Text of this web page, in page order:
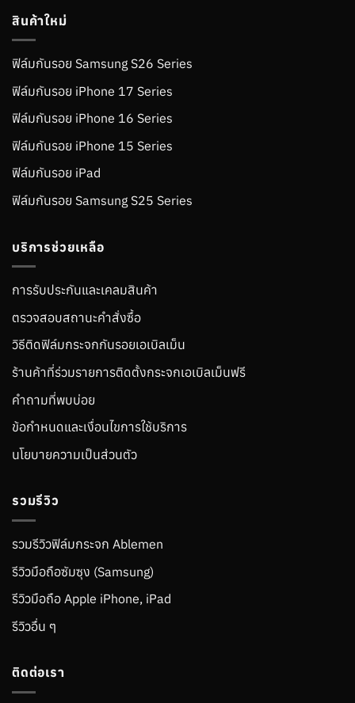
สินค้าใหม่
ฟิล์มกันรอย Samsung S26 Series
ฟิล์มกันรอย iPhone 17 Series
ฟิล์มกันรอย iPhone 16 Series
ฟิล์มกันรอย iPhone 15 Series
ฟิล์มกันรอย iPad
ฟิล์มกันรอย Samsung S25 Series
บริการช่วยเหลือ
การรับประกันและเคลมสินค้า
ตรวจสอบสถานะคำสั่งซื้อ
วิธีติดฟิล์มกระจกกันรอยเอเบิลเม็น
ร้านค้าที่ร่วมรายการติดตั้งกระจกเอเบิลเม็นฟรี
คำถามที่พบบ่อย
ข้อกำหนดและเงื่อนไขการใช้บริการ
นโยบายความเป็นส่วนตัว
รวมรีวิว
รวมรีวิวฟิล์มกระจก Ablemen
รีวิวมือถือซัมซุง (Samsung)
รีวิวมือถือ Apple iPhone, iPad
รีวิวอื่น ๆ
ติดต่อเรา